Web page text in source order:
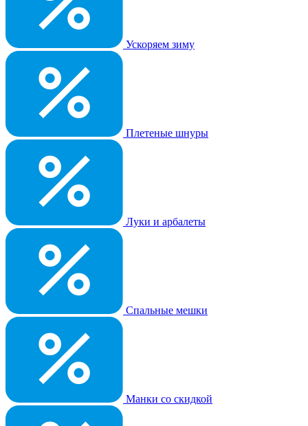
Ускоряем зиму
Плетеные шнуры
Луки и арбалеты
Спальные мешки
Манки со скидкой